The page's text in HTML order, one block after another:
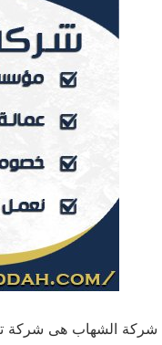
شركة الشهاب هى شركة